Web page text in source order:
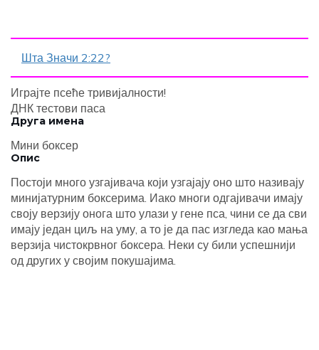
Шта Значи 2:22?
Играјте псеће тривијалности!
ДНК тестови паса
Друга имена
Мини боксер
Опис
Постоји много узгајивача који узгајају оно што називају
минијатурним боксерима. Иако многи одгајивачи имају
своју верзију онога што улази у гене пса, чини се да сви
имају један циљ на уму, а то је да пас изгледа као мања
верзија чистокрвног боксера. Неки су били успешнији
од других у својим покушајима.